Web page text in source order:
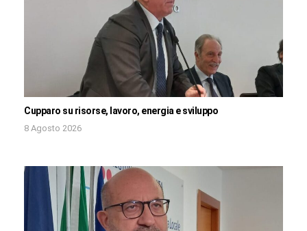
Cupparo su risorse, lavoro, energia e sviluppo
8 Agosto 2026